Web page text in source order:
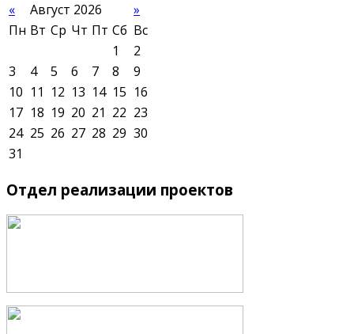
« Август 2026
»
Пн Вт Ср Чт Пт Сб Вс
1
2
3
4 5 6 7 8
9
10 11 12 13 14 15 16
17 18 19 20 21 22 23
24 25 26 27 28 29 30
31
Отдел реализации проектов